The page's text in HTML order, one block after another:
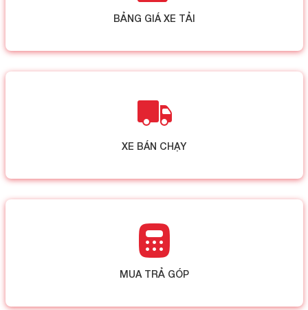
BẢNG GIÁ XE TẢI
XE BÁN CHẠY
MUA TRẢ GÓP